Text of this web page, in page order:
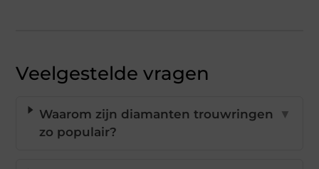
Veelgestelde vragen
Waarom zijn diamanten trouwringen
zo populair?
▼